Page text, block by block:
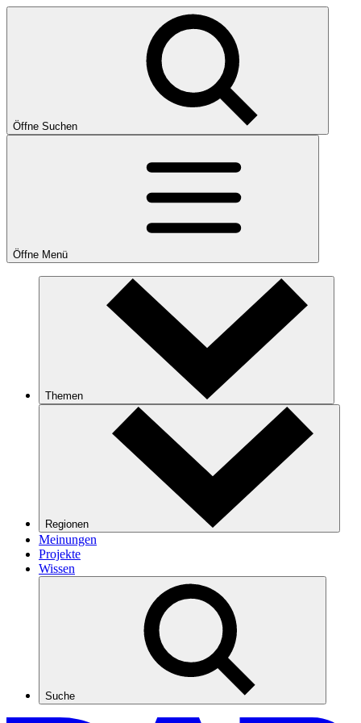
Öffne Suchen
Öffne Menü
Themen
Regionen
Meinungen
Projekte
Wissen
Suche